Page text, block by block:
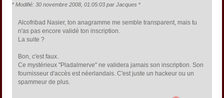
* Modifié: 30 novembre 2008, 01:05:03 par Jacques *
Alcofribad Nasier, ton anagramme me semble transparent, mais tu
n'as pas encore validé ton inscription.
La suite ?
Bon, c'est faux.
Ce mystérieux "Pladalmerve" ne validera jamais son inscription. Son
fournisseur d'accès est néerlandais. C'est juste un hackeur ou un
spammeur de plus.